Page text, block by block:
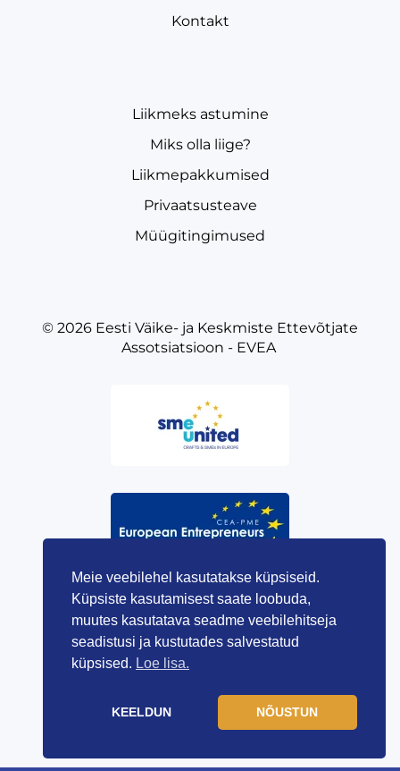
Kontakt
Liikmeks astumine
Miks olla liige?
Liikmepakkumised
Privaatsusteave
Müügitingimused
© 2026 Eesti Väike- ja Keskmiste Ettevõtjate
Assotsiatsioon - EVEA
Meie veebilehel kasutatakse küpsiseid.
Küpsiste kasutamisest saate loobuda,
muutes kasutatava seadme veebilehitseja
seadistusi ja kustutades salvestatud
küpsised. Loe lisa.
KEELDUN NÕUSTUN